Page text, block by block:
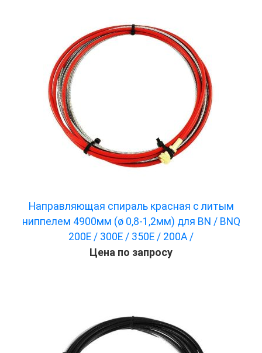
Направляющая спираль красная с литым
ниппелем 4900мм (ø 0,8-1,2мм) для BN / BNQ
200E / 300E / 350E / 200A /
Цена по запросу